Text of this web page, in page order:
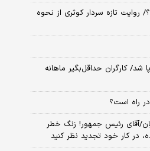
روایت تازه سردار کوثری از نحوه
شد/ کارگران حداقل‌بگیر ماهانه
در راه است؟
آقای رئیس جمهور! زنگ خطر
در کار خود تجدید نظر کنید